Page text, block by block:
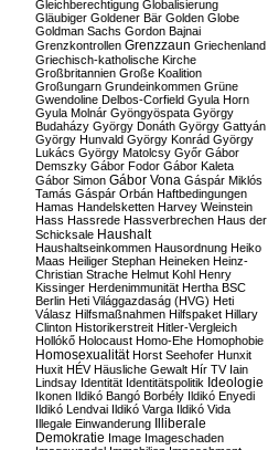
Gleichberechtigung Globalisierung
Gläubiger Goldener Bär Golden Globe
Goldman Sachs Gordon Bajnai
Grenzkontrollen Grenzzaun Griechenland
Griechisch-katholische Kirche
Großbritannien Große Koalition
Großungarn Grundeinkommen Grüne
Gwendoline Delbos-Corfield Gyula Horn
Gyula Molnár Gyöngyöspata György
Budaházy György Donáth György Gattyán
György Hunvald György Konrád György
Lukács György Matolcsy Győr Gábor
Demszky Gábor Fodor Gábor Kaleta
Gábor Simon Gábor Vona Gáspár Miklós
Tamás Gáspár Orbán Haftbedingungen
Hamas Handelsketten Harvey Weinstein
Hass Hassrede Hassverbrechen Haus der
Schicksale Haushalt
Haushaltseinkommen Hausordnung Heiko
Maas Heiliger Stephan Heineken Heinz-
Christian Strache Helmut Kohl Henry
Kissinger Herdenimmunität Hertha BSC
Berlin Heti Világgazdaság (HVG) Heti
Válasz Hilfsmaßnahmen Hilfspaket Hillary
Clinton Historikerstreit Hitler-Vergleich
Hollókő Holocaust Homo-Ehe Homophobie
Homosexualität Horst Seehofer Hunxit
Huxit HÉV Häusliche Gewalt Hír TV Iain
Lindsay Identität Identitätspolitik Ideologie
Ikonen Ildikó Bangó Borbély Ildikó Enyedi
Ildikó Lendvai Ildikó Varga Ildikó Vida
Illegale Einwanderung Illiberale
Demokratie Image Imageschaden